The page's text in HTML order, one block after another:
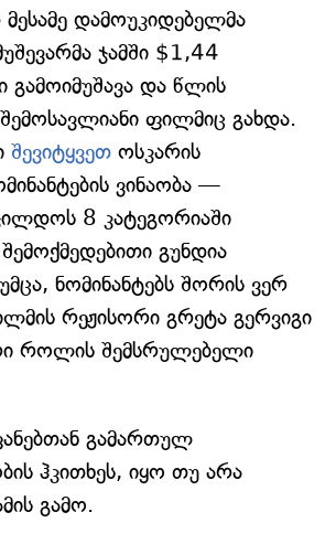
დამოუკიდებელმა
ჯამში $1,44
გამოიმუშავა და წლის
ფილმიც გახდა.
შევიტყვეთ ოსკარის
ვინაობა —
8 კატეგორიაში
გუნდია
ნომინანტებს შორის ვერ
რეჟისორი გრეტა გერვიგი
როლის შემსრულებელი
გამართულ
ჰკითხეს, იყო თუ არა
გამო.